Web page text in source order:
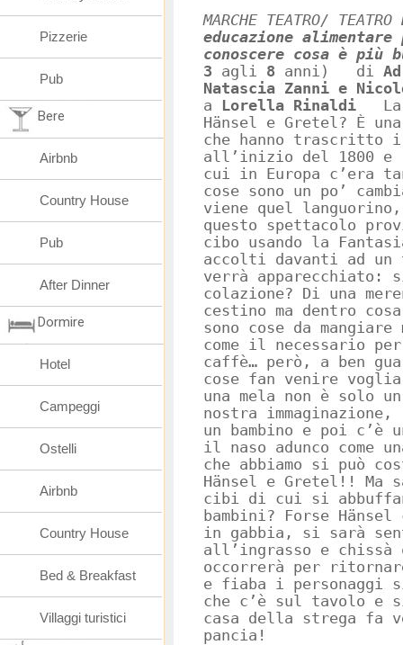
MARCHE TEATRO/ TEATRO
educazione
conoscere cosa è più
3 agli 8 anni) di
Natascia Zanni e
a Lorella Rinaldi La
Hänsel e Gretel? È
che hanno trascritto
all’inizio del 1800 e
cui in Europa c’era
cose sono un po’
viene quel languorino,
questo spettacolo
cibo usando la
accolti davanti ad un
verrà
colazione? Di una
cestino ma dentro
sono cose da
come il necessario
caffè… però, a ben
cose fan venire
una mela non è solo
nostra
un bambino e poi c’è
il naso adunco come
che abbiamo si può
Hänsel e Gretel!! Ma
cibi di cui si
bambini? Forse
in gabbia, si sarà
all’ingrasso e chissà
occorrerà per
e fiaba i personaggi
che c’è sul tavolo e
casa della strega fa
pancia!
Pizzerie
Pub
Bere
Airbnb
Country House
Pub
After Dinner
Dormire
Hotel
Campeggi
Ostelli
Airbnb
Country House
Bed & Breakfast
Villaggi turistici